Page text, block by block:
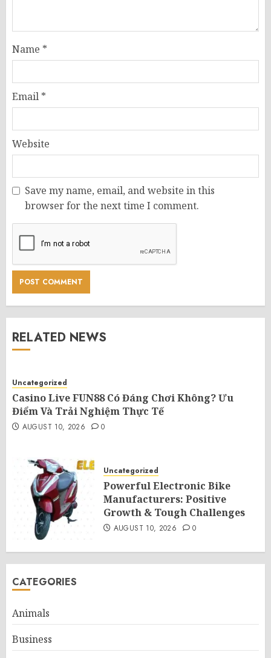
Name *
Email *
Website
Save my name, email, and website in this
browser for the next time I comment.
RELATED NEWS
Uncategorized
Casino Live FUN88 Có Đáng Chơi Không? Ưu
Điểm Và Trải Nghiệm Thực Tế
AUGUST 10, 2026 0
Uncategorized
Powerful Electronic Bike
Manufacturers: Positive
Growth & Tough Challenges
AUGUST 10, 2026 0
CATEGORIES
Animals
Business